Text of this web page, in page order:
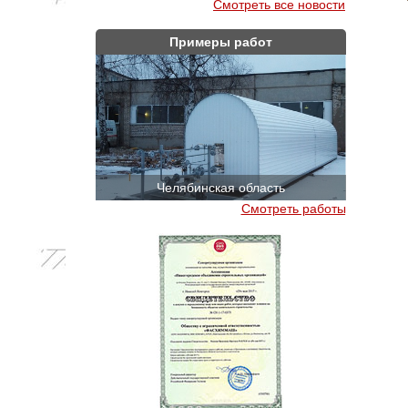
Смотреть все новости
Примеры работ
Челябинская область
Смотреть работы